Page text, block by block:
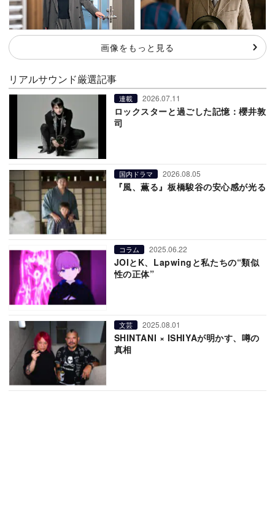
画像をもっと見る
リアルサウンド厳選記事
連載 2026.07.11
ロックスターと過ごした記憶：櫻井敦
司
国内ドラマ 2026.08.05
『風、薫る』板橋駿谷の安心感が光る
コラム 2025.06.22
JOIとK、Lapwingと私たちの“類似
性の正体”
文芸 2025.08.01
SHINTANI × ISHIYAが明かす、噂の
真相